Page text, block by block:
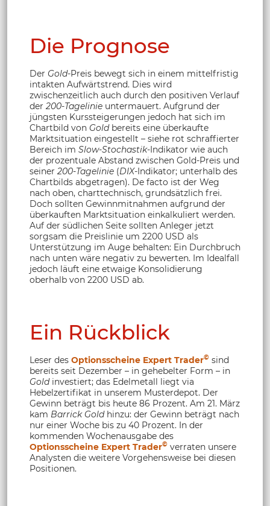
Die Prognose
Der Gold-Preis bewegt sich in einem mittelfristig
intakten Aufwärtstrend. Dies wird
zwischenzeitlich auch durch den positiven Verlauf
der 200-Tagelinie untermauert. Aufgrund der
jüngsten Kurssteigerungen jedoch hat sich im
Chartbild von Goldbereits eine überkaufte
Marktsituation eingestellt – siehe rot schraffierter
Bereich im Slow-Stochastik-Indikator wie auch
der prozentuale Abstand zwischen Gold-Preis und
seiner 200-Tagelinie (DIX-Indikator; unterhalb des
Chartbilds abgetragen). De facto ist der Weg
nach oben, charttechnisch, grundsätzlich frei.
Doch sollten Gewinnmitnahmen aufgrund der
überkauften Marktsituation einkalkuliert werden.
Auf der südlichen Seite sollten Anleger jetzt
sorgsam die Preislinie um 2200 USD als
Unterstützung im Auge behalten: Ein Durchbruch
nach unten wäre negativ zu bewerten. Im Idealfall
jedoch läuft eine etwaige Konsolidierung
oberhalb von 2200 USD ab.
Ein Rückblick
Leser des Optionsscheine Expert Trader© sind
bereits seit Dezember – in gehebelter Form – in
Goldinvestiert; das Edelmetall liegt via
Hebelzertifikat in unserem Musterdepot. Der
Gewinn beträgt bis heute 86 Prozent. Am 21. März
kam Barrick Goldhinzu: der Gewinn beträgt nach
nur einer Woche bis zu 40 Prozent. In der
kommenden Wochenausgabe des
Optionsscheine Expert Trader© verraten unsere
Analysten die weitere Vorgehensweise bei diesen
Positionen.